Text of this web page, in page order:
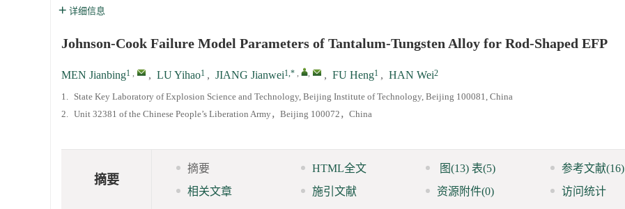
详细信息
Johnson-Cook Failure Model Parameters of Tantalum-Tungsten Alloy for Rod-Shaped EFP
MEN Jianbing1 , , LU Yihao1 , JIANG Jianwei1,* , , , FU Heng1 , HAN Wei2
1. State Key Laboratory of Explosion Science and Technology, Beijing Institute of Technology, Beijing 100081, China
2. Unit 32381 of the Chinese People’s Liberation Army，Beijing 100072，China
摘要
摘要 HTML全文 图(13) 表(5) 参考文献(16)
相关文章
施引文献 资源附件(0) 访问统计